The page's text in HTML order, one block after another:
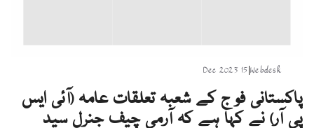
Webdesk
|
15 Dec 2023
پاکستانی فوج کے شعبہ تعلقات عامہ (آئی ایس
پی آر) نے کہا ہے کہ آرمی چیف جنرل سید